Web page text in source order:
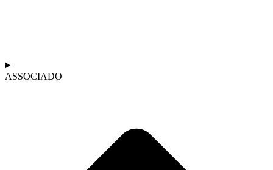
ASSOCIADO